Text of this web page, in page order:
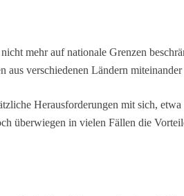
mehr auf nationale Grenzen
verschiedenen Ländern
Herausforderungen mit sich,
überwiegen in vielen Fällen die